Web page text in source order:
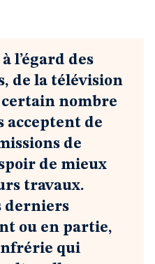
l’égard des
de la télévision
nombre
acceptent de
de
de mieux
travaux.
derniers
ou en partie,
qui